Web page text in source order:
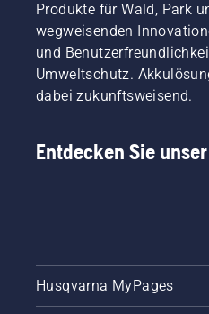
Produkte für Wald, Park
wegweisenden
und
Umweltschutz.
dabei zukunftsweisend.
Entdecken Sie
Husqvarna MyPages